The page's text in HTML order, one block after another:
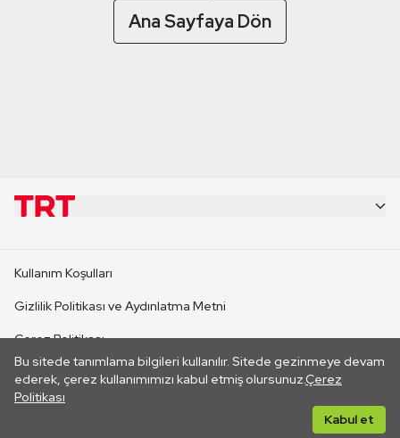
Ana Sayfaya Dön
Bu sitede tanımlama bilgileri kullanılır. Sitede gezinmeye devam
ederek, çerez kullanımımızı kabul etmiş olursunuz.Çerez
Politikası
Kabul et
CANLI YAYINLAR
Kullanım Koşulları
Gizlilik Politikası ve Aydınlatma Metni
Çerez Politikası
İletişim
Her hakkı saklıdır. ©2026 TRT. Bağlantı yoluyla gidilen dış